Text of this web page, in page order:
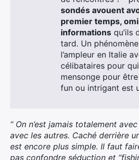
sondés avouent
premier temps,
informations qu’ils
tard. Un
l’ampleur en Italie
célibataires pour
mensonge pour
fun ou intrigant est
“ On n’est jamais totalement
avec les autres. Caché derrière
est encore plus simple. Il faut
pas confondre séduction et